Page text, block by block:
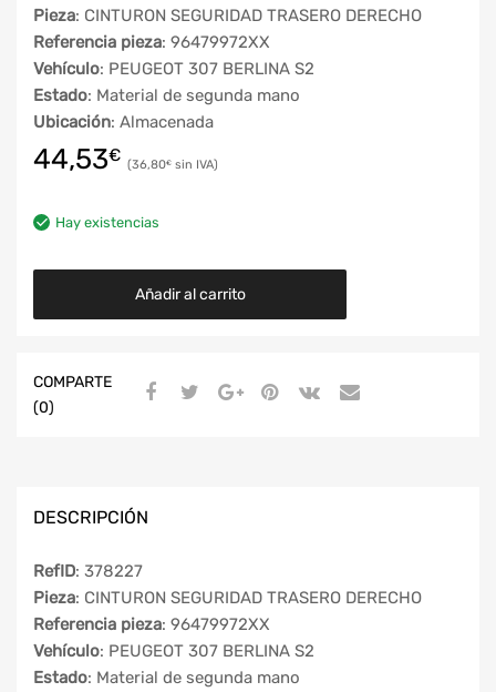
Pieza: CINTURON SEGURIDAD TRASERO DERECHO
Referencia pieza: 96479972XX
Vehículo: PEUGEOT 307 BERLINA S2
Estado: Material de segunda mano
Ubicación: Almacenada
44,53€ 36,80€
Hay existencias
Añadir al carrito
COMPARTE
(0)
DESCRIPCIÓN
RefID: 378227
Pieza: CINTURON SEGURIDAD TRASERO DERECHO
Referencia pieza: 96479972XX
Vehículo: PEUGEOT 307 BERLINA S2
Estado: Material de segunda mano